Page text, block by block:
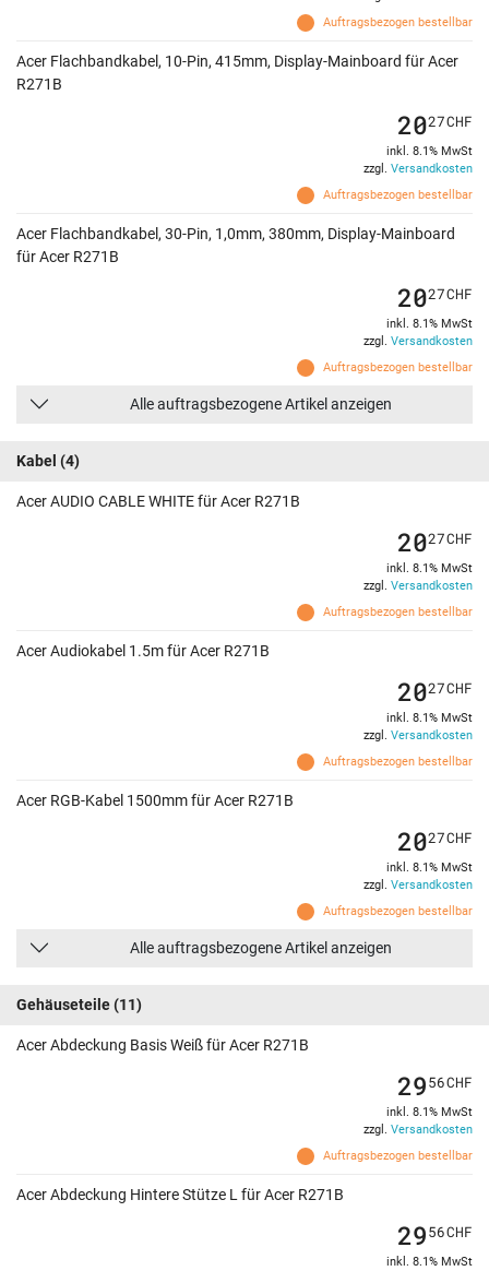
Auftragsbezogen bestellbar
Acer Flachbandkabel, 10-Pin, 415mm, Display-Mainboard für Acer
R271B
Auftragsbezogen bestellbar
2027CHF
inkl. 8.1% MwSt
zzgl. Versandkosten
Acer Flachbandkabel, 30-Pin, 1,0mm, 380mm, Display-Mainboard
für Acer R271B
Auftragsbezogen bestellbar
2027CHF
inkl. 8.1% MwSt
zzgl. Versandkosten
Alle auftragsbezogene Artikel anzeigen
Kabel (4)
Acer AUDIO CABLE WHITE für Acer R271B
Auftragsbezogen bestellbar
2027CHF
inkl. 8.1% MwSt
zzgl. Versandkosten
Acer Audiokabel 1.5m für Acer R271B
Auftragsbezogen bestellbar
2027CHF
inkl. 8.1% MwSt
zzgl. Versandkosten
Acer RGB-Kabel 1500mm für Acer R271B
Auftragsbezogen bestellbar
2027CHF
inkl. 8.1% MwSt
zzgl. Versandkosten
Alle auftragsbezogene Artikel anzeigen
Gehäuseteile(11)
Acer Abdeckung Basis Weiß für Acer R271B
Auftragsbezogen bestellbar
2956CHF
inkl. 8.1% MwSt
zzgl. Versandkosten
Acer Abdeckung Hintere Stütze L für Acer R271B
2956CHF
inkl. 8.1% MwSt